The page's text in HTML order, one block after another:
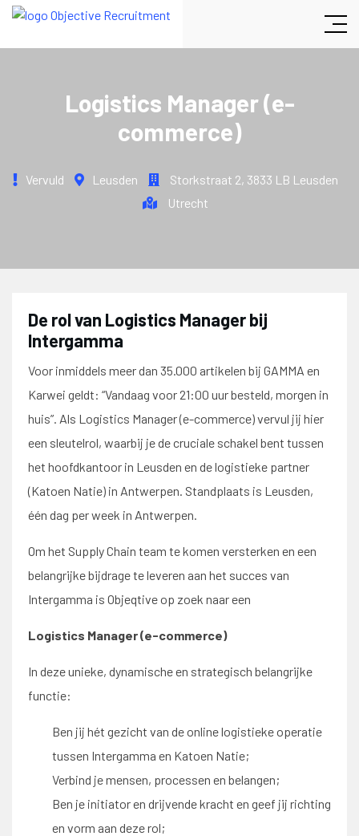
Logistics Manager (e-
commerce)
Vervuld Leusden Storkstraat 2, 3833 LB Leusden
Utrecht
De rol van Logistics Manager bij
Intergamma
Voor inmiddels meer dan 35.000 artikelen bij GAMMA en
Karwei geldt: “Vandaag voor 21:00 uur besteld, morgen in
huis”. Als Logistics Manager (e-commerce) vervul jij hier
een sleutelrol, waarbij je de cruciale schakel bent tussen
het hoofdkantoor in Leusden en de logistieke partner
(Katoen Natie) in Antwerpen. Standplaats is Leusden,
één dag per week in Antwerpen.
Om het Supply Chain team te komen versterken en een
belangrijke bijdrage te leveren aan het succes van
Intergamma is Objeqtive op zoek naar een
Logistics Manager (e-commerce)
In deze unieke, dynamische en strategisch belangrijke
functie:
Ben jij hét gezicht van de online logistieke operatie
tussen Intergamma en Katoen Natie;
Verbind je mensen, processen en belangen;
Ben je initiator en drijvende kracht en geef jij richting
en vorm aan deze rol;